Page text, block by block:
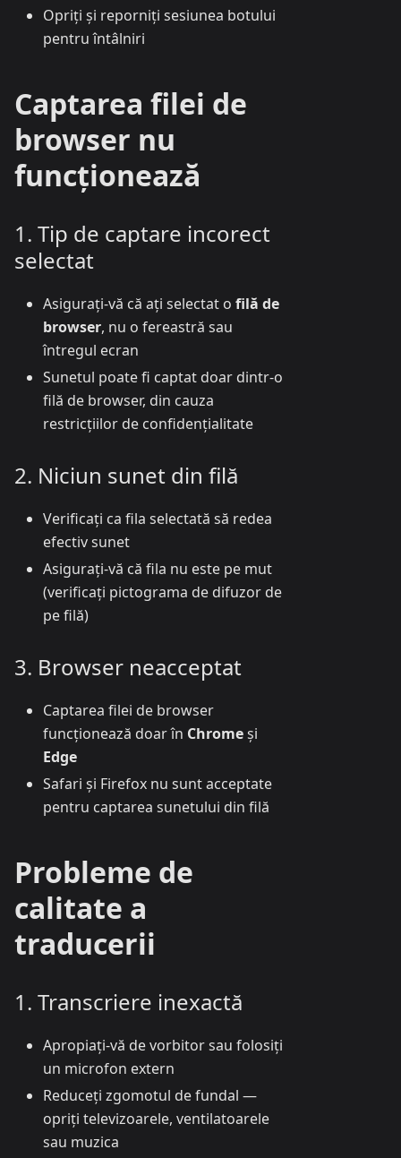
Opriți și reporniți sesiunea botului
pentru întâlniri
Captarea filei de
browser nu
funcționează
1. Tip de captare incorect
selectat
Asigurați-vă că ați selectat o filă de
browser, nu o fereastră sau
întregul ecran
Sunetul poate fi captat doar dintr-o
filă de browser, din cauza
restricțiilor de confidențialitate
2. Niciun sunet din filă
Verificați ca fila selectată să redea
efectiv sunet
Asigurați-vă că fila nu este pe mut
(verificați pictograma de difuzor de
pe filă)
3. Browser neacceptat
Captarea filei de browser
funcționează doar în Chromeși
Edge
Safari și Firefox nu sunt acceptate
pentru captarea sunetului din filă
Probleme de
calitate a
traducerii
1. Transcriere inexactă
Apropiați-vă de vorbitor sau folosiți
un microfon extern
Reduceți zgomotul de fundal —
opriți televizoarele, ventilatoarele
sau muzica